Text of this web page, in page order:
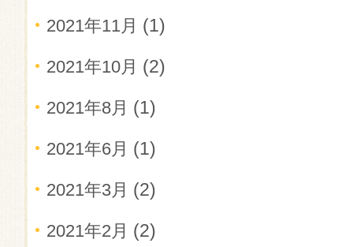
2021年11月 (1)
2021年10月 (2)
2021年8月 (1)
2021年6月 (1)
2021年3月 (2)
2021年2月 (2)